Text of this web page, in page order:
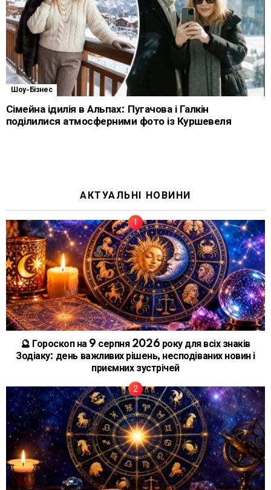
Шоу-Бізнес
Сімейна ідилія в Альпах: Пугачова і Галкін
поділилися атмосферними фото із Куршевеля
АКТУАЛЬНІ НОВИНИ
🔮 Гороскоп на 9 серпня 2026 року для всіх знаків
Зодіаку: день важливих рішень, несподіваних новин і
приємних зустрічей